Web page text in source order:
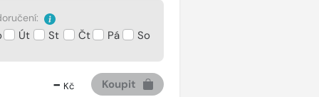
Út St Čt Pá So
- Kč Koupit